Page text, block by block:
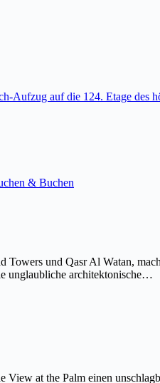
Aufzug auf die 124. Etage des
& Buchen
Towers und Qasr Al Watan,
unglaubliche architektonische…
View at the Palm einen